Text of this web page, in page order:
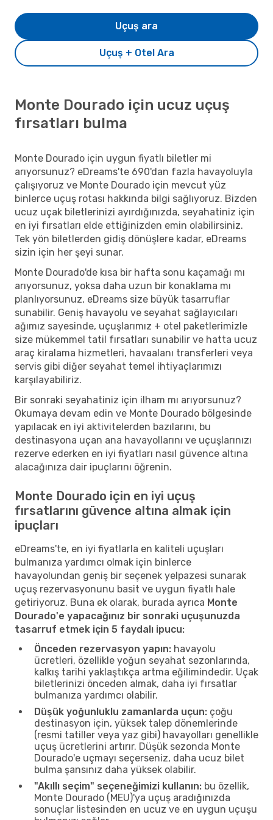
Uçuş + Otel Ara
Uçuş ara
Monte Dourado için ucuz uçuş
fırsatları bulma
Monte Dourado için uygun fiyatlı biletler mi
arıyorsunuz? eDreams'te 690'dan fazla havayoluyla
çalışıyoruz ve Monte Dourado için mevcut yüz
binlerce uçuş rotası hakkında bilgi sağlıyoruz. Bizden
ucuz uçak biletlerinizi ayırdığınızda, seyahatiniz için
en iyi fırsatları elde ettiğinizden emin olabilirsiniz.
Tek yön biletlerden gidiş dönüşlere kadar, eDreams
sizin için her şeyi sunar.
Monte Dourado'de kısa bir hafta sonu kaçamağı mı
arıyorsunuz, yoksa daha uzun bir konaklama mı
planlıyorsunuz, eDreams size büyük tasarruflar
sunabilir. Geniş havayolu ve seyahat sağlayıcıları
ağımız sayesinde, uçuşlarımız + otel paketlerimizle
size mükemmel tatil fırsatları sunabilir ve hatta ucuz
araç kiralama hizmetleri, havaalanı transferleri veya
servis gibi diğer seyahat temel ihtiyaçlarımızı
karşılayabiliriz.
Bir sonraki seyahatiniz için ilham mı arıyorsunuz?
Okumaya devam edin ve Monte Dourado bölgesinde
yapılacak en iyi aktivitelerden bazılarını, bu
destinasyona uçan ana havayollarını ve uçuşlarınızı
rezerve ederken en iyi fiyatları nasıl güvence altına
alacağınıza dair ipuçlarını öğrenin.
Monte Dourado için en iyi uçuş
fırsatlarını güvence altına almak için
ipuçları
eDreams'te, en iyi fiyatlarla en kaliteli uçuşları
bulmanıza yardımcı olmak için binlerce
havayolundan geniş bir seçenek yelpazesi sunarak
uçuş rezervasyonunu basit ve uygun fiyatlı hale
getiriyoruz. Buna ek olarak, burada ayrıca Monte
Dourado'e yapacağınız bir sonraki uçuşunuzda
tasarruf etmek için 5 faydalı ipucu:
Önceden rezervasyon yapın: havayolu
ücretleri, özellikle yoğun seyahat sezonlarında,
kalkış tarihi yaklaştıkça artma eğilimindedir. Uçak
biletlerinizi önceden almak, daha iyi fırsatlar
bulmanıza yardımcı olabilir.
Düşük yoğunluklu zamanlarda uçun: çoğu
destinasyon için, yüksek talep dönemlerinde
(resmi tatiller veya yaz gibi) havayolları genellikle
uçuş ücretlerini artırır. Düşük sezonda Monte
Dourado'e uçmayı seçerseniz, daha ucuz bilet
bulma şansınız daha yüksek olabilir.
"Akıllı seçim" seçeneğimizi kullanın: bu özellik,
Monte Dourado (MEU)'ya uçuş aradığınızda
sonuçlar listesinden en ucuz ve en uygun uçuşu